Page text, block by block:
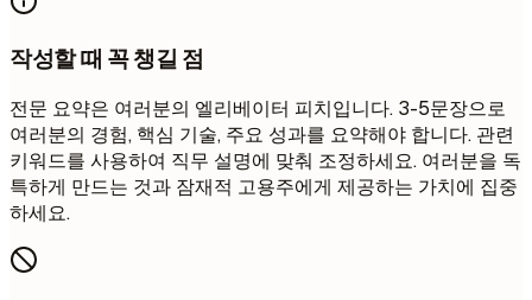
작성할 때 꼭 챙길 점
전문 요약은 여러분의 엘리베이터 피치입니다. 3-5문장으로
여러분의 경험, 핵심 기술, 주요 성과를 요약해야 합니다. 관련
키워드를 사용하여 직무 설명에 맞춰 조정하세요. 여러분을 독
특하게 만드는 것과 잠재적 고용주에게 제공하는 가치에 집중
하세요.